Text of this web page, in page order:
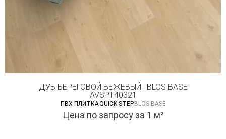
ДУБ БЕРЕГОВОЙ БЕЖЕВЫЙ | BLOS BASE
AVSPT40321
ПВХ ПЛИТКАQUICK STEPBLOS BASE
Цена по запросу за 1 м²